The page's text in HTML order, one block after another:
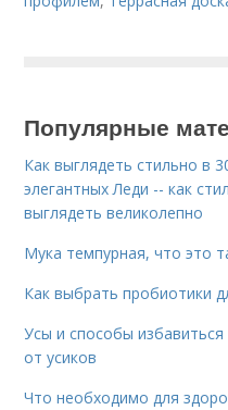
Популярные
Как выглядеть стильно в
элегантных Леди -- как
выглядеть великолепно
Мука темпурная, что это
Как выбрать пробиотики
Усы и способы
от усиков
Что необходимо для